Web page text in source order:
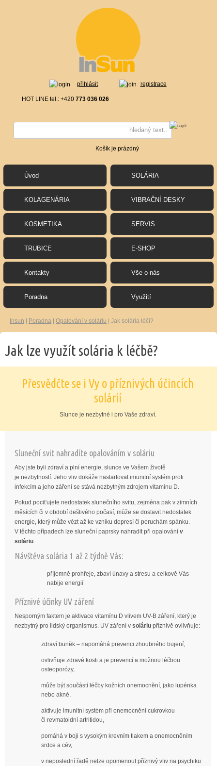
registrace
přihlásit
HOT LINE tel.: +420 773 036 026
Košík je prázdný
Úvod SOLÁRIA
KOLAGENÁRIA VIBRAČNÍ DESKY
KOSMETIKA SERVIS
TRUBICE E-SHOP
Kontakty Vše o nás
Poradna Využití
Insun | Poradna | Opalování v soláriu | Jak solária léčí?
Jak lze využít solária k léčbě?
Přesvědčte se i Vy o příznivých účincích
solárií
Slunce je nezbytné i pro Vaše zdraví.
Sluneční svit nahradíte opalováním v soláriu
Aby jste byli zdraví a plní energie, slunce ve Vašem životě
je nezbytností. Jeho vliv dokáže nastartovat imunitní systém proti
infekcím a jeho záření se stává nezbytným zdrojem vitamínu D.
Pokud pociťujete nedostatek slunečního svitu, zejména pak v zimních
měsících či v období deštivého počasí, může se dostavit nedostatek
energie, který může vézt až ke vzniku depresí či poruchám spánku.
V těchto případech lze sluneční paprsky nahradit při opalování v
soláriu.
Návštěva solária 1 až 2 týdně Vás:
příjemně prohřeje, zbaví únavy a stresu a celkově Vás
nabije energií
Příznivé účinky UV záření
Nesporným faktem je aktivace vitamínu D vlivem UV-B záření, který je
nezbytný pro lidský organismus. UV záření v soláriu příznivě ovlivňuje:
zdraví buněk – napomáhá prevenci zhoubného bujení,
ovlivňuje zdravé kosti a je prevencí a možnou léčbou
osteoporózy,
může být součástí léčby kožních onemocnění, jako lupénka
nebo akné,
aktivuje imunitní systém při onemocnění cukrovkou
či revmatoidní artritidou,
pomáhá v boji s vysokým krevním tlakem a onemocněním
srdce a cév,
v neposlední řadě nelze opomenout příznivý vliv na psychiku